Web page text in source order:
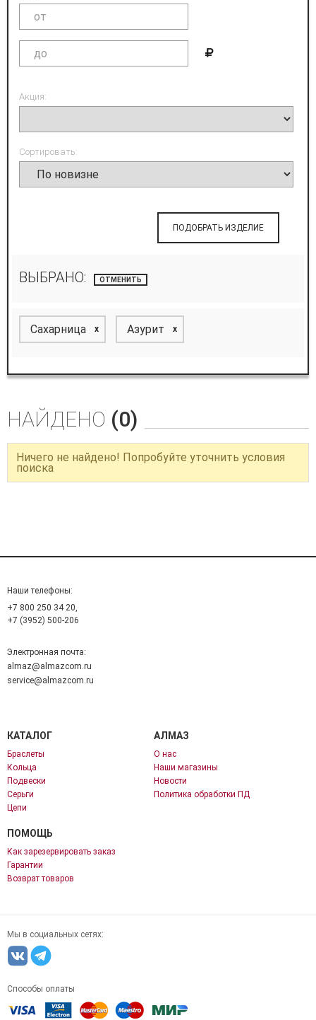
Акция:
Сортировать:
ПОДОБРАТЬ ИЗДЕЛИЕ
ВЫБРАНО: ОТМЕНИТЬ
Сахарница x Азурит x
НАЙДЕНО (0)
Ничего не найдено! Попробуйте уточнить условия
поиска
Наши телефоны:
+7 800 250 34 20,
+7 (3952) 500-206
Электронная почта:
almaz@almazcom.ru
service@almazcom.ru
КАТАЛОГ
Браслеты
Кольца
Подвески
Серьги
Цепи
АЛМАЗ
О нас
Наши магазины
Новости
Политика обработки ПД
ПОМОЩЬ
Как зарезервировать заказ
Гарантии
Возврат товаров
Мы в социальных сетях:
Способы оплаты